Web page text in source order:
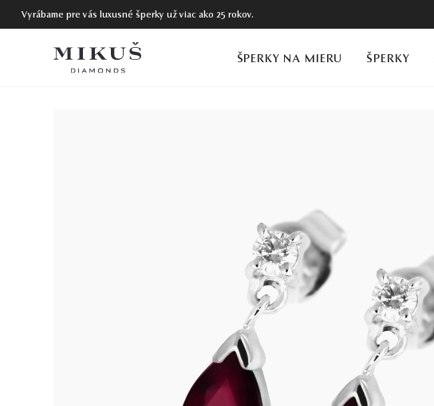
Vyrábame pre vás luxusné šperky už viac ako 25 rokov.
ŠPERKY NA MIERU ŠPERKY